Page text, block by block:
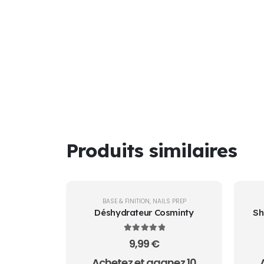
Produits similaires
BASE & FINITION, NAILS PREP
Déshydrateur Cosminty
5.00 sur 5
9,99€